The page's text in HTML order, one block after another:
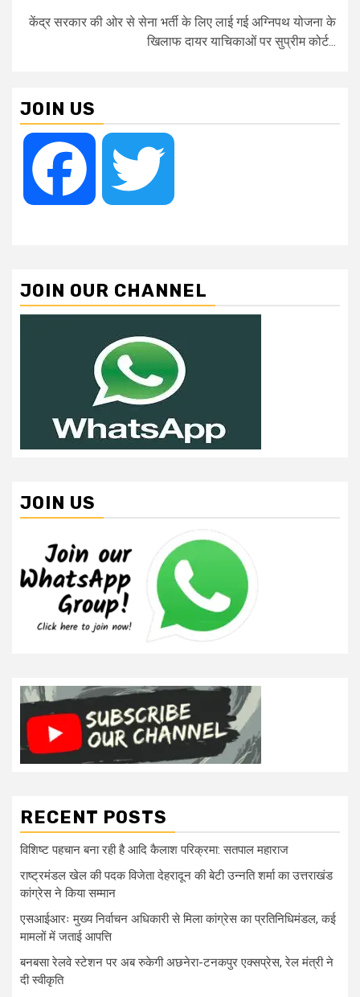
केंद्र सरकार की ओर से सेना भर्ती के लिए लाई गई अग्निपथ योजना के
खिलाफ दायर याचिकाओं पर सुप्रीम कोर्ट...
JOIN US
Facebook
JOIN OUR CHANNEL
JOIN US
RECENT POSTS
विशिष्ट पहचान बना रही है आदि कैलाश परिक्रमा: सतपाल महाराज
राष्ट्रमंडल खेल की पदक विजेता देहरादून की बेटी उन्नति शर्मा का उत्तराखंड
कांग्रेस ने किया सम्मान
एसआईआरः मुख्य निर्वाचन अधिकारी से मिला कांग्रेस का प्रतिनिधिमंडल, कई
मामलों में जताई आपत्ति
बनबसा रेलवे स्टेशन पर अब रुकेगी अछनेरा-टनकपुर एक्सप्रेस, रेल मंत्री ने
दी स्वीकृति